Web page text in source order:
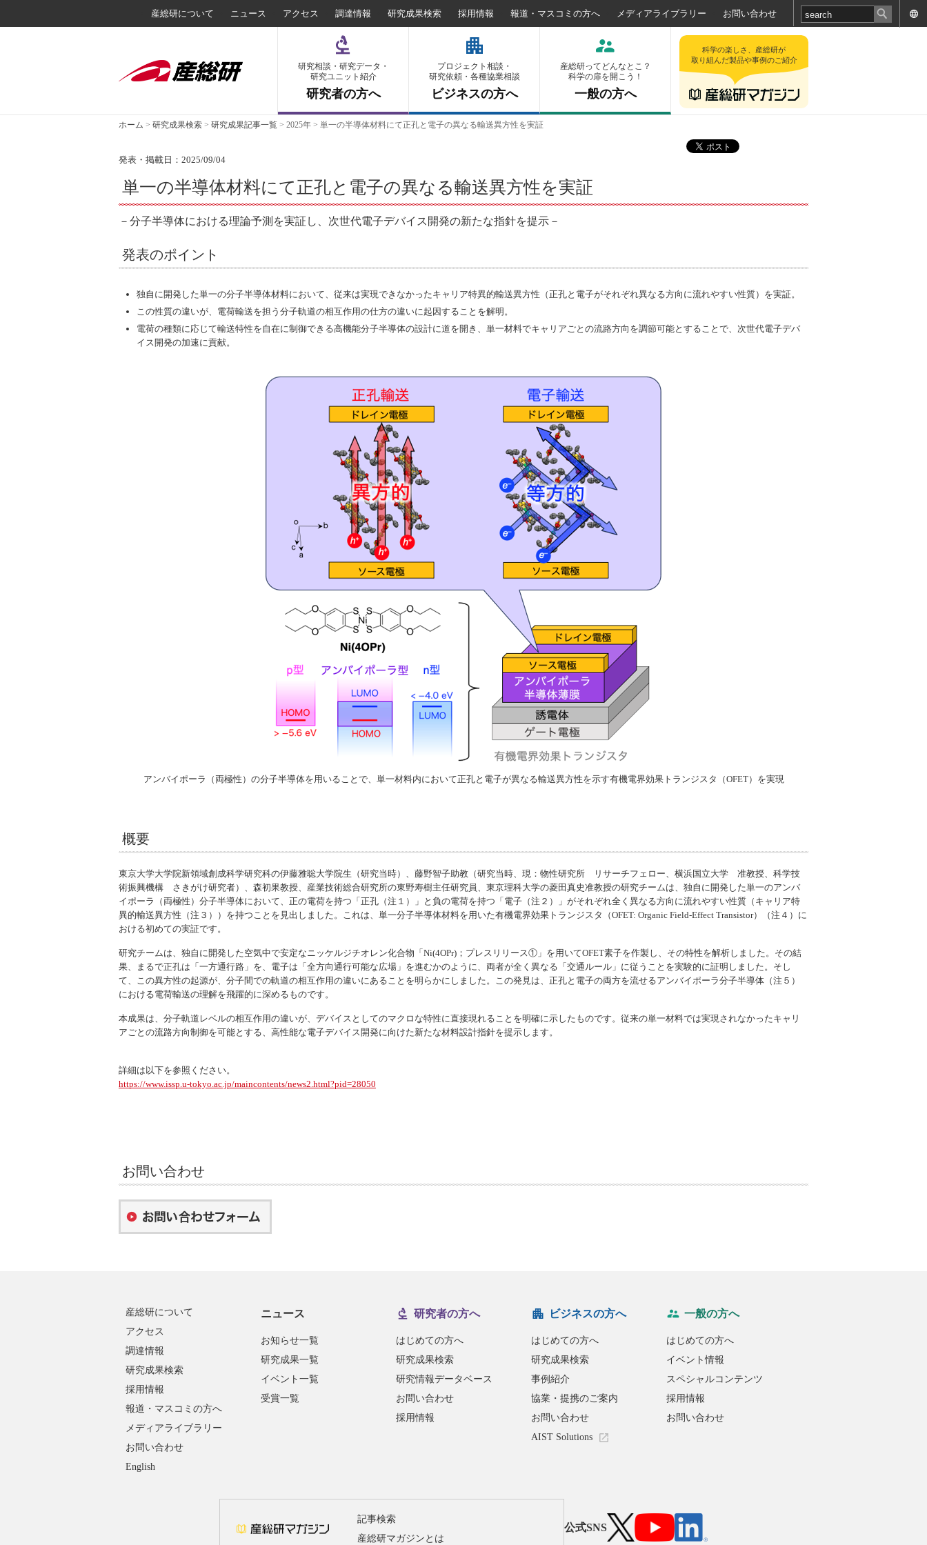
産総研について ニュース アクセス 調達情報 研究成果検索 採用情報 報道・マスコミの方へ メディアライブラリー お問い合わせ
研究相談・研究データ・
研究ユニット紹介
研究者の方へ
プロジェクト相談・
研究依頼・各種協業相談
ビジネスの方へ
産総研ってどんなとこ？
科学の扉を開こう！
一般の方へ
科学の楽しさ、産総研が
取り組んだ製品や事例のご紹介
ホーム > 研究成果検索 > 研究成果記事一覧 > 2025年 > 単一の半導体材料にて正孔と電子の異なる輸送異方性を実証
発表・掲載日：2025/09/04
単一の半導体材料にて正孔と電子の異なる輸送異方性を実証
－分子半導体における理論予測を実証し、次世代電子デバイス開発の新たな指針を提示－
発表のポイント
独自に開発した単一の分子半導体材料において、従来は実現できなかったキャリア特異的輸送異方性（正孔と電子がそれぞれ異なる方向に流れやすい性質）を実証。
この性質の違いが、電荷輸送を担う分子軌道の相互作用の仕方の違いに起因することを解明。
電荷の種類に応じて輸送特性を自在に制御できる高機能分子半導体の設計に道を開き、単一材料でキャリアごとの流路方向を調節可能とすることで、次世代電子デバ
イス開発の加速に貢献。
アンバイポーラ（両極性）の分子半導体を用いることで、単一材料内において正孔と電子が異なる輸送異方性を示す有機電界効果トランジスタ（OFET）を実現
概要
東京大学大学院新領域創成科学研究科の伊藤雅聡大学院生（研究当時）、藤野智子助教（研究当時、現：物性研究所 リサーチフェロー、横浜国立大学 准教授、科学技
術振興機構 さきがけ研究者）、森初果教授、産業技術総合研究所の東野寿樹主任研究員、東京理科大学の菱田真史准教授の研究チームは、独自に開発した単一のアンバ
イポーラ（両極性）分子半導体において、正の電荷を持つ「正孔（注１）」と負の電荷を持つ「電子（注２）」がそれぞれ全く異なる方向に流れやすい性質（キャリア特
異的輸送異方性（注３））を持つことを見出しました。これは、単一分子半導体材料を用いた有機電界効果トランジスタ（OFET: Organic Field-Effect Transistor）（注４）に
おける初めての実証です。
研究チームは、独自に開発した空気中で安定なニッケルジチオレン化合物「Ni(4OPr)；プレスリリース①」を用いてOFET素子を作製し、その特性を解析しました。その結
果、まるで正孔は「一方通行路」を、電子は「全方向通行可能な広場」を進むかのように、両者が全く異なる「交通ルール」に従うことを実験的に証明しました。そし
て、この異方性の起源が、分子間での軌道の相互作用の違いにあることを明らかにしました。この発見は、正孔と電子の両方を流せるアンバイポーラ分子半導体（注５）
における電荷輸送の理解を飛躍的に深めるものです。
本成果は、分子軌道レベルの相互作用の違いが、デバイスとしてのマクロな特性に直接現れることを明確に示したものです。従来の単一材料では実現されなかったキャリ
アごとの流路方向制御を可能とする、高性能な電子デバイス開発に向けた新たな材料設計指針を提示します。
詳細は以下を参照ください。
https://www.issp.u-tokyo.ac.jp/maincontents/news2.html?pid=28050
お問い合わせ
産総研について
アクセス
調達情報
研究成果検索
採用情報
報道・マスコミの方へ
メディアライブラリー
お問い合わせ
English
ニュース
お知らせ一覧
研究成果一覧
イベント一覧
受賞一覧
研究者の方へ
はじめての方へ
研究成果検索
研究情報データベース
お問い合わせ
採用情報
ビジネスの方へ
はじめての方へ
研究成果検索
事例紹介
協業・提携のご案内
お問い合わせ
AIST Solutions
一般の方へ
はじめての方へ
イベント情報
スペシャルコンテンツ
採用情報
お問い合わせ
記事検索
産総研マガジンとは
公式SNS